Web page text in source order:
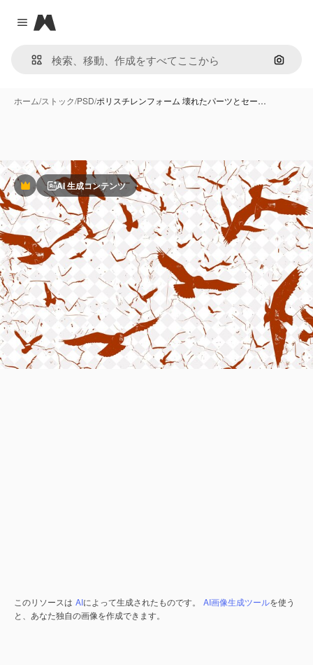
Close menu
Magnific
画像で
ホーム/ストック/PSD/ポリスチレンフォーム 壊れたパーツとセー…
PremiumAI 生成コンテンツ
このリソースは AIによって生成されたものです。 AI画像生成ツールを使う
と、あなた独自の画像を作成できます。